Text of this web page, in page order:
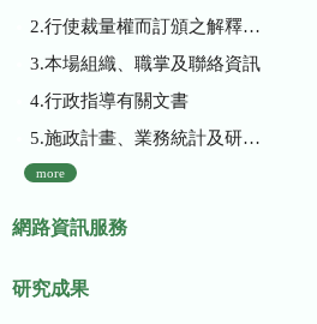
2.行使裁量權而訂頒之解釋性規定及裁量基準
3.本場組織、職掌及聯絡資訊
4.行政指導有關文書
5.施政計畫、業務統計及研究報告
more
網路資訊服務
研究成果